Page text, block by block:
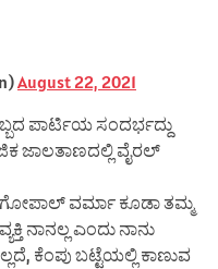
August 22, 2021
ಪಾರ್ಟಿಯ ಸಂದರ್ಭದ್ದು
ಜಾಲತಾಣದಲ್ಲಿ ವೈರಲ್
ವರ್ಮಾ ಕೂಡಾ ತಮ್ಮ
ನಾನಲ್ಲ ಎಂದು ನಾನು
ಕೆಂಪು ಬಟ್ಟೆಯಲ್ಲಿ ಕಾಣುವ